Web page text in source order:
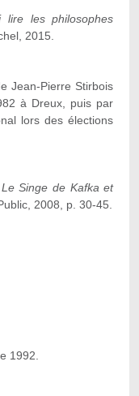
lire les philosophes
2015.
Jean-Pierre Stirbois
à Dreux, puis par
lors des élections
Le Singe de Kafka et
2008, p. 30-45.
1992.